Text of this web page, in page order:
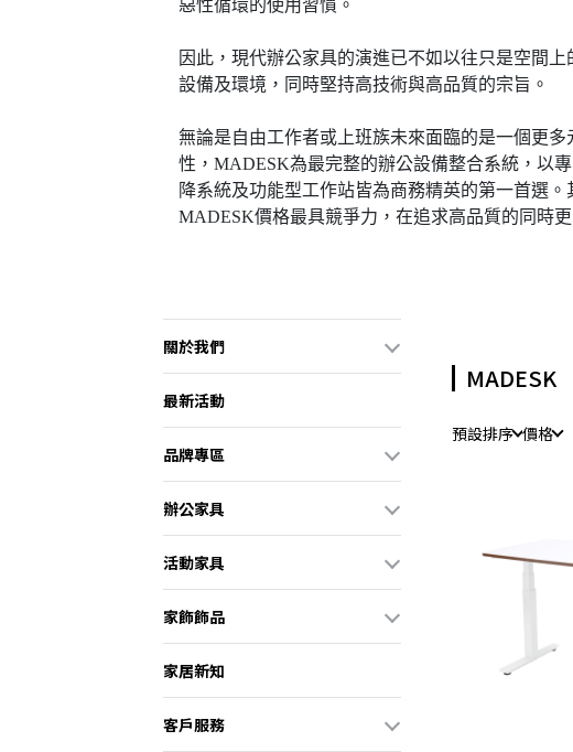
惡性循環的使用習慣。
因此，現代辦公家具的演進已不如以往只是空間
設備及環境，同時堅持高技術與高品質的宗旨。
無論是自由工作者或上班族未來面臨的是一個更
性，MADESK為最完整的辦公設備整合系統，以
降系統及功能型工作站皆為商務精英的第一首選
MADESK價格最具競爭力，在追求高品質的同時更
關於我們
最新活動
品牌專區
辦公家具
活動家具
家飾飾品
家居新知
客戶服務
MADESK
預設排序 價格